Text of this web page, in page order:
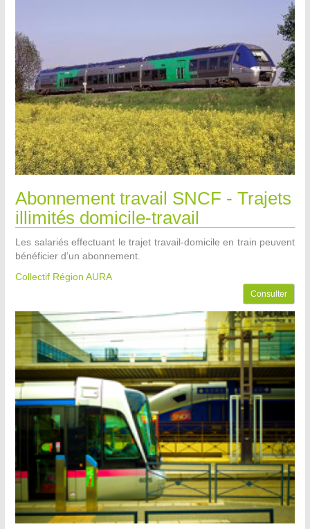
Abonnement travail SNCF - Trajets
illimités domicile-travail
Les salariés effectuant le trajet travail-domicile en train peuvent
bénéficier d’un abonnement.
Collectif Région AURA
Consulter